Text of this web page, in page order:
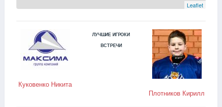
Leaflet
Куковенко Никита
ЛУЧШИЕ ИГРОКИ
ВСТРЕЧИ
Плотников Кирилл